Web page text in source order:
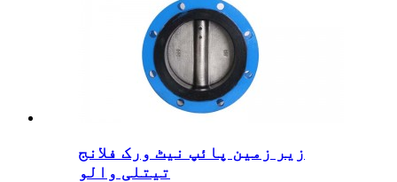
زیر زمین پائپ نیٹ ورک فلانج
تیتلی والو